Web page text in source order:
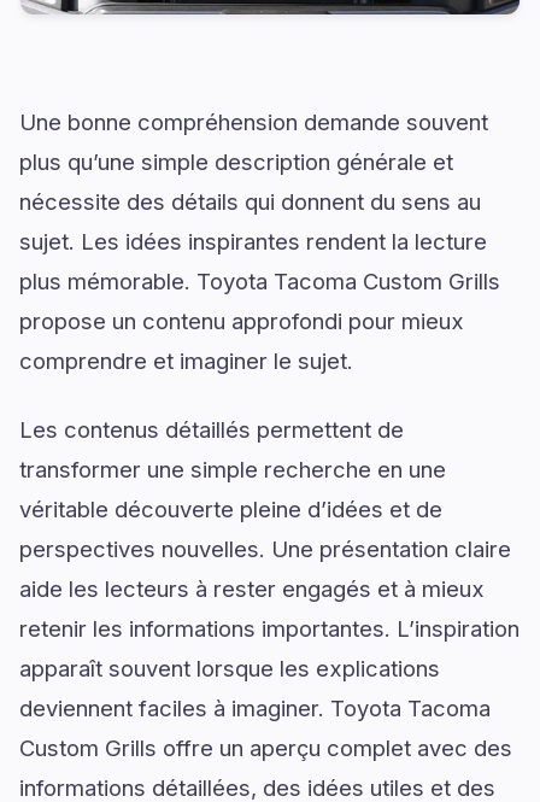
Une bonne compréhension demande souvent
plus qu’une simple description générale et
nécessite des détails qui donnent du sens au
sujet. Les idées inspirantes rendent la lecture
plus mémorable. Toyota Tacoma Custom Grills
propose un contenu approfondi pour mieux
comprendre et imaginer le sujet.
Les contenus détaillés permettent de
transformer une simple recherche en une
véritable découverte pleine d’idées et de
perspectives nouvelles. Une présentation claire
aide les lecteurs à rester engagés et à mieux
retenir les informations importantes. L’inspiration
apparaît souvent lorsque les explications
deviennent faciles à imaginer. Toyota Tacoma
Custom Grills offre un aperçu complet avec des
informations détaillées, des idées utiles et des